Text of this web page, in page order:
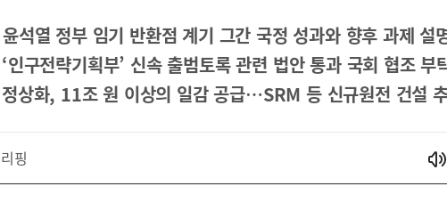
석열 정부 임기 반환점 계기 그간 국정 성과와 향후 과제 설
인구전략기획부’ 신속 출범토록 관련 법안 통과 국회 협조 부
상화, 11조 원 이상의 일감 공급…SRM 등 신규원전 건설
핑